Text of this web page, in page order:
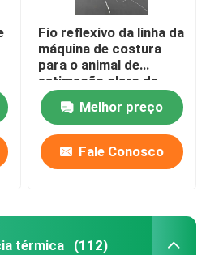
Fio reflexivo da linha da
máquina de costura
para o animal de
estimação claro de
tecelagem do fulgor da
tela da roupa do
bordado
Melhor preço
Fale Conosco
térmica (112)